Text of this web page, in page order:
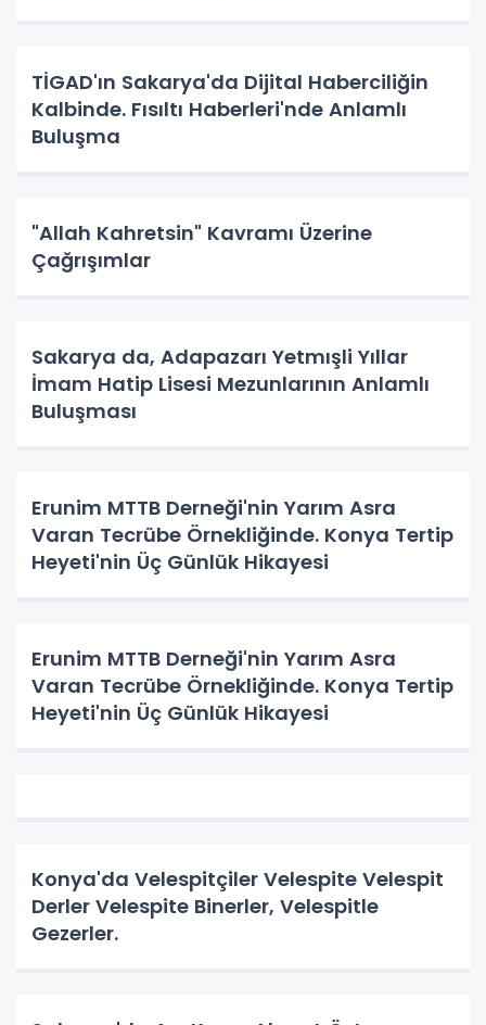
TİGAD'ın Sakarya'da Dijital Haberciliğin
Kalbinde. Fısıltı Haberleri'nde Anlamlı
Buluşma
"Allah Kahretsin" Kavramı Üzerine
Çağrışımlar
Sakarya da, Adapazarı Yetmışli Yıllar
İmam Hatip Lisesi Mezunlarının Anlamlı
Buluşması
Erunim MTTB Derneği'nin Yarım Asra
Varan Tecrübe Örnekliğinde. Konya Tertip
Heyeti'nin Üç Günlük Hikayesi
Erunim MTTB Derneği'nin Yarım Asra
Varan Tecrübe Örnekliğinde. Konya Tertip
Heyeti'nin Üç Günlük Hikayesi
Konya'da Velespitçiler Velespite Velespit
Derler Velespite Binerler, Velespitle
Gezerler.